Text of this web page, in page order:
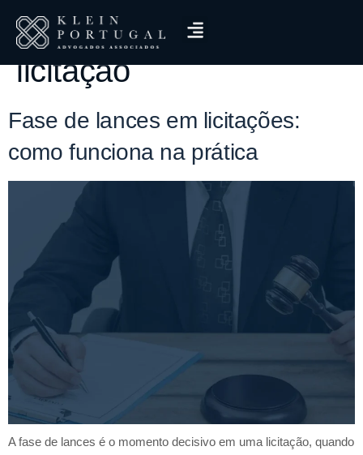
Tag:modos de disputa
licitação
Fase de lances em licitações:
como funciona na prática
A fase de lances é o momento decisivo em uma licitação, quando